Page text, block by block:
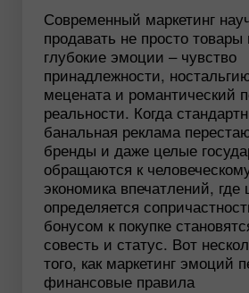
Современный маркетинг
продавать не просто
глубокие эмоции – чувство
принадлежности,
мецената и романтический
реальности. Когда
банальная реклама
бренды и даже целые
обращаются к
экономика впечатлений, где
определяется
бонусом к покупке
совесть и статус. Вот
того, как маркетинг эмоций
финансовые правила